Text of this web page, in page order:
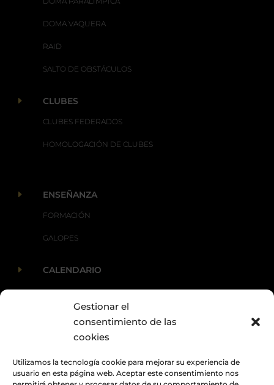
Gestionar el
consentimiento de las
cookies
Utilizamos la tecnología cookie para mejorar su experiencia de
usuario en esta página web. Aceptar este consentimiento nos
DOMA VAQUERA
RAID
SALTO DE OBSTÁCULOS
E CLUBES
CLUBES FEDERADOS
HOMOLOGACIÓN DE CLUBES
E ENSEÑANZA
FORMACIÓN
GALOPES
E CALENDARIO
ACTUALIDAD